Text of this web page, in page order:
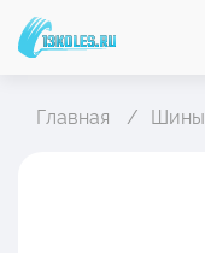
Главная Шины